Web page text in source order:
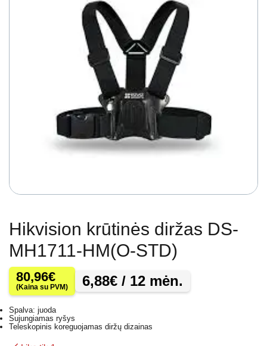
Hikvision krūtinės diržas DS-
MH1711-HM(O-STD)
80,96€
(Kaina su PVM) 6,88€ / 12 mėn.
Spalva: juoda
Sujungiamas ryšys
Teleskopinis koreguojamas diržų dizainas